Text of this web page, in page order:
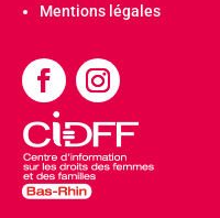
Mentions légales